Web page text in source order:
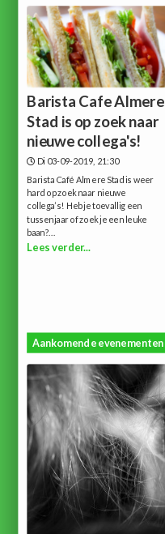
Barista Cafe Almere
Stad is op zoek naar
nieuwe collega's!
Di 03-09-2019, 21:30
Barista Café Almere Stad is weer
hard op zoek naar nieuwe
collega’s! Heb je toevallig een
tussenjaar of zoek je een leuke
baan?...
Lees verder...
Aankomende evenementen